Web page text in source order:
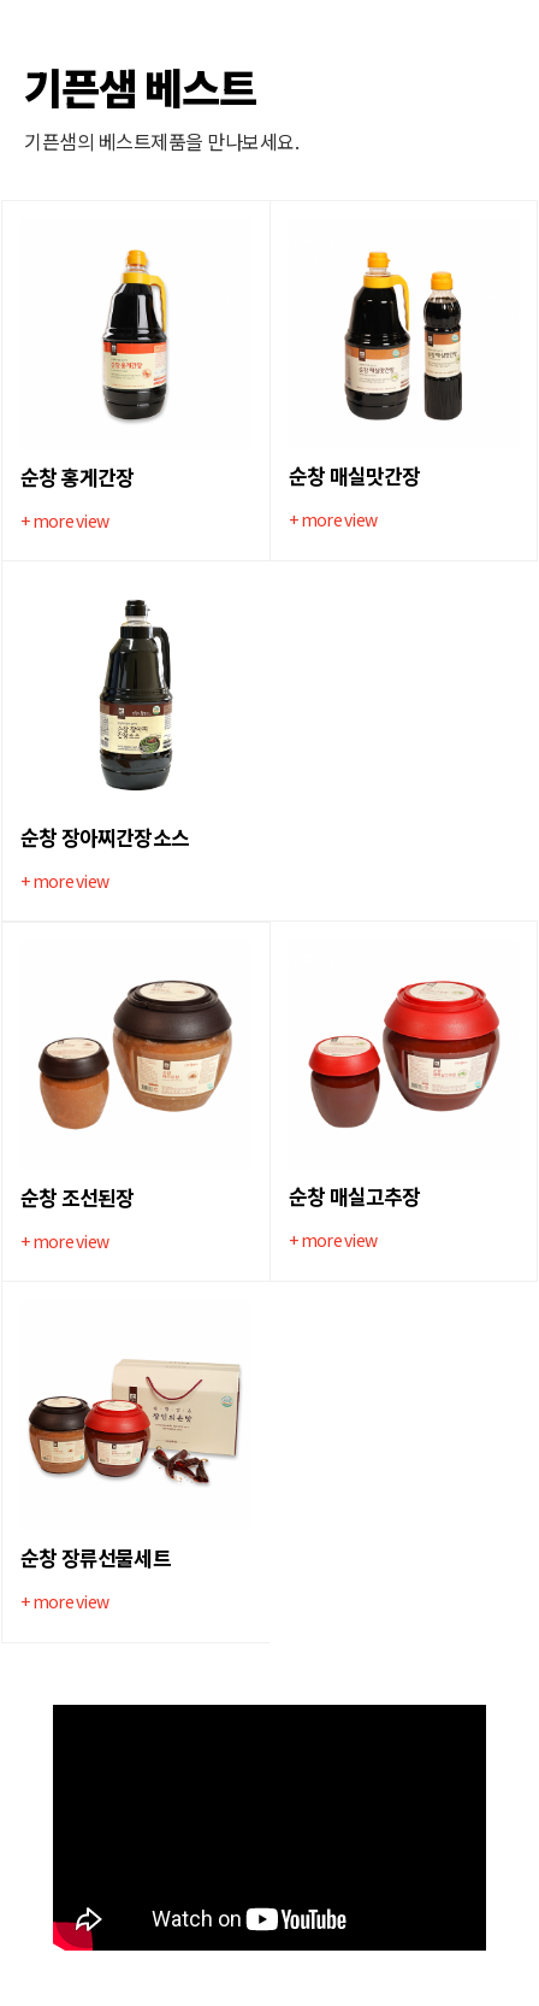
기픈샘 베스트
기픈샘의 베스트제품을 만나보세요.
순창 홍게간장
+ more view
순창 매실맛간장
+ more view
순창 장아찌간장소스
+ more view
순창 조선된장
+ more view
순창 매실고추장
+ more view
순창 장류선물세트
+ more view